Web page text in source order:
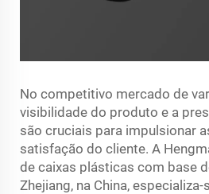
No competitivo mercado de
visibilidade do produto e a
são cruciais para impulsionar
satisfação do cliente. A
de caixas plásticas com base
Zhejiang, na China,